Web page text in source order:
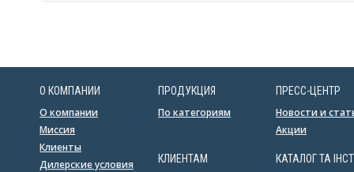
О КОМПАНИИ
О компании
Миссия
Клиенты
Дилерские условия
ПРОДУКЦИЯ
По категориям
КЛИЕНТАМ
ПРЕСС-ЦЕНТР
Новости и
Акции
КАТАЛОГ ТА